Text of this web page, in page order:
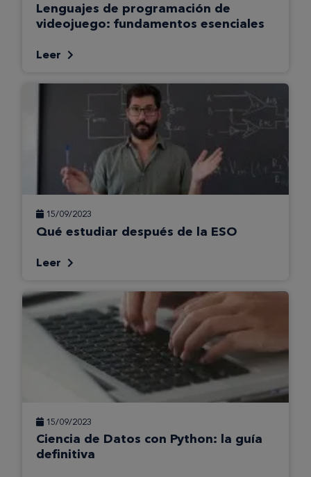
Lenguajes de programación de
videojuego: fundamentos esenciales
Leer
15/09/2023
Qué estudiar después de la ESO
Leer
15/09/2023
Ciencia de Datos con Python: la guía
definitiva